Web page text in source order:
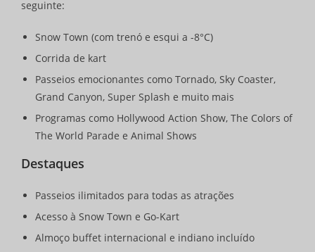
seguinte:
Snow Town (com trenó e esqui a -8°C)
Corrida de kart
Passeios emocionantes como Tornado, Sky Coaster,
Grand Canyon, Super Splash e muito mais
Programas como Hollywood Action Show, The Colors of
The World Parade e Animal Shows
Destaques
Passeios ilimitados para todas as atrações
Acesso à Snow Town e Go-Kart
Almoço buffet internacional e indiano incluído